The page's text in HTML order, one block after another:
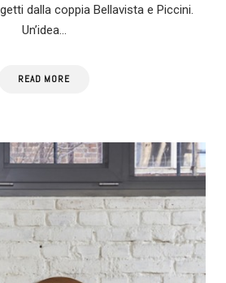
dalla coppia Bellavista e Piccini.
Un’idea…
READ MORE